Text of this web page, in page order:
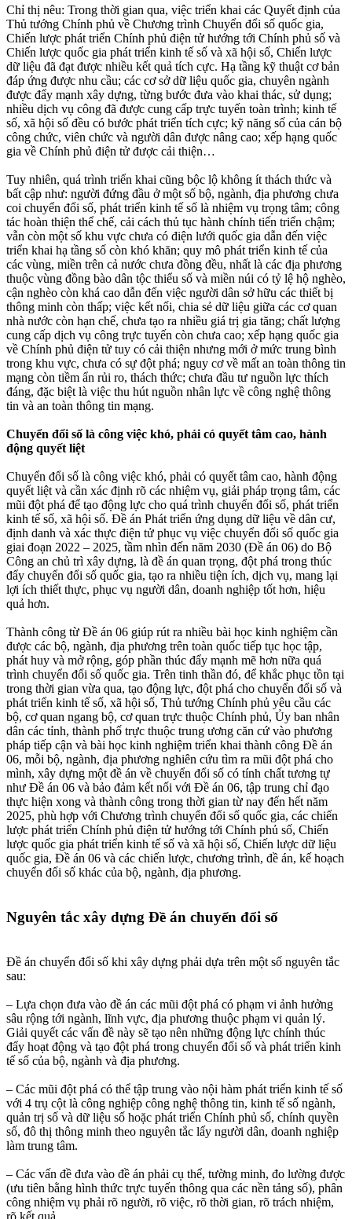
Chỉ thị nêu: Trong thời gian qua, việc triển khai các Quyết định của
Thủ tướng Chính phủ về Chương trình Chuyển đổi số quốc gia,
Chiến lược phát triển Chính phủ điện tử hướng tới Chính phủ số và
Chiến lược quốc gia phát triển kinh tế số và xã hội số, Chiến lược
dữ liệu đã đạt được nhiều kết quả tích cực. Hạ tầng kỹ thuật cơ bản
đáp ứng được nhu cầu; các cơ sở dữ liệu quốc gia, chuyên ngành
được đẩy mạnh xây dựng, từng bước đưa vào khai thác, sử dụng;
nhiều dịch vụ công đã được cung cấp trực tuyến toàn trình; kinh tế
số, xã hội số đều có bước phát triển tích cực; kỹ năng số của cán bộ
công chức, viên chức và người dân được nâng cao; xếp hạng quốc
gia về Chính phủ điện tử được cải thiện…
Tuy nhiên, quá trình triển khai cũng bộc lộ không ít thách thức và
bất cập như: người đứng đầu ở một số bộ, ngành, địa phương chưa
coi chuyển đổi số, phát triển kinh tế số là nhiệm vụ trọng tâm; công
tác hoàn thiện thể chế, cải cách thủ tục hành chính tiến triển chậm;
vẫn còn một số khu vực chưa có điện lưới quốc gia dẫn đến việc
triển khai hạ tầng số còn khó khăn; quy mô phát triển kinh tế của
các vùng, miền trên cả nước chưa đồng đều, nhất là các địa phương
thuộc vùng đồng bào dân tộc thiểu số và miền núi có tỷ lệ hộ nghèo,
cận nghèo còn khá cao dẫn đến việc người dân sở hữu các thiết bị
thông minh còn thấp; việc kết nối, chia sẻ dữ liệu giữa các cơ quan
nhà nước còn hạn chế, chưa tạo ra nhiều giá trị gia tăng; chất lượng
cung cấp dịch vụ công trực tuyến còn chưa cao; xếp hạng quốc gia
về Chính phủ điện tử tuy có cải thiện nhưng mới ở mức trung bình
trong khu vực, chưa có sự đột phá; nguy cơ về mất an toàn thông tin
mạng còn tiềm ẩn rủi ro, thách thức; chưa đầu tư nguồn lực thích
đáng, đặc biệt là việc thu hút nguồn nhân lực về công nghệ thông
tin và an toàn thông tin mạng.
Chuyển đổi số là công việc khó, phải có quyết tâm cao, hành
động quyết liệt
Chuyển đổi số là công việc khó, phải có quyết tâm cao, hành động
quyết liệt và cần xác định rõ các nhiệm vụ, giải pháp trọng tâm, các
mũi đột phá để tạo động lực cho quá trình chuyển đổi số, phát triển
kinh tế số, xã hội số. Đề án Phát triển ứng dụng dữ liệu về dân cư,
định danh và xác thực điện tử phục vụ việc chuyển đổi số quốc gia
giai đoạn 2022 – 2025, tầm nhìn đến năm 2030 (Đề án 06) do Bộ
Công an chủ trì xây dựng, là đề án quan trọng, đột phá trong thúc
đẩy chuyển đổi số quốc gia, tạo ra nhiều tiện ích, dịch vụ, mang lại
lợi ích thiết thực, phục vụ người dân, doanh nghiệp tốt hơn, hiệu
quả hơn.
Thành công từ Đề án 06 giúp rút ra nhiều bài học kinh nghiệm cần
được các bộ, ngành, địa phương trên toàn quốc tiếp tục học tập,
phát huy và mở rộng, góp phần thúc đẩy mạnh mẽ hơn nữa quá
trình chuyển đổi số quốc gia. Trên tinh thần đó, để khắc phục tồn tại
trong thời gian vừa qua, tạo động lực, đột phá cho chuyển đổi số và
phát triển kinh tế số, xã hội số, Thủ tướng Chính phủ yêu cầu các
bộ, cơ quan ngang bộ, cơ quan trực thuộc Chính phủ, Ủy ban nhân
dân các tỉnh, thành phố trực thuộc trung ương căn cứ vào phương
pháp tiếp cận và bài học kinh nghiệm triển khai thành công Đề án
06, mỗi bộ, ngành, địa phương nghiên cứu tìm ra mũi đột phá cho
mình, xây dựng một đề án về chuyển đổi số có tính chất tương tự
như Đề án 06 và bảo đảm kết nối với Đề án 06, tập trung chỉ đạo
thực hiện xong và thành công trong thời gian từ nay đến hết năm
2025, phù hợp với Chương trình chuyển đổi số quốc gia, các chiến
lược phát triển Chính phủ điện tử hướng tới Chính phủ số, Chiến
lược quốc gia phát triển kinh tế số và xã hội số, Chiến lược dữ liệu
quốc gia, Đề án 06 và các chiến lược, chương trình, đề án, kế hoạch
chuyển đổi số khác của bộ, ngành, địa phương.
Nguyên tắc xây dựng Đề án chuyển đổi số​
Đề án chuyển đổi số khi xây dựng phải dựa trên một số nguyên tắc
sau:
– Lựa chọn đưa vào đề án các mũi đột phá có phạm vi ảnh hưởng
sâu rộng tới ngành, lĩnh vực, địa phương thuộc phạm vi quản lý.
Giải quyết các vấn đề này sẽ tạo nên những động lực chính thúc
đẩy hoạt động và tạo đột phá trong chuyển đổi số và phát triển kinh
tế số của bộ, ngành và địa phương.
– Các mũi đột phá có thể tập trung vào nội hàm phát triển kinh tế số
với 4 trụ cột là công nghiệp công nghệ thông tin, kinh tế số ngành,
quản trị số và dữ liệu số hoặc phát triển Chính phủ số, chính quyền
số, đô thị thông minh theo nguyên tắc lấy người dân, doanh nghiệp
làm trung tâm.
– Các vấn đề đưa vào đề án phải cụ thể, tường minh, đo lường được
(ưu tiên bằng hình thức trực tuyến thông qua các nền tảng số), phân
công nhiệm vụ phải rõ người, rõ việc, rõ thời gian, rõ trách nhiệm,
rõ kết quả.